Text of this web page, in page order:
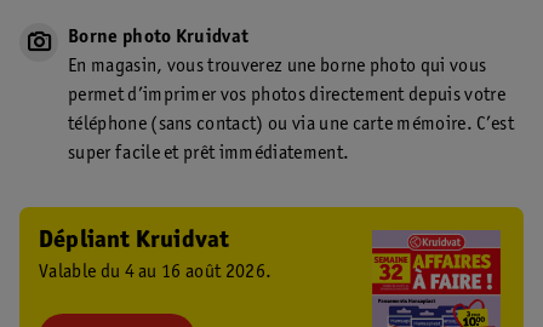
Borne photo Kruidvat
En magasin, vous trouverez une borne photo qui vous
permet d’imprimer vos photos directement depuis votre
téléphone (sans contact) ou via une carte mémoire. C’est
super facile et prêt immédiatement.
Dépliant Kruidvat
Valable du 4 au 16 août 2026.